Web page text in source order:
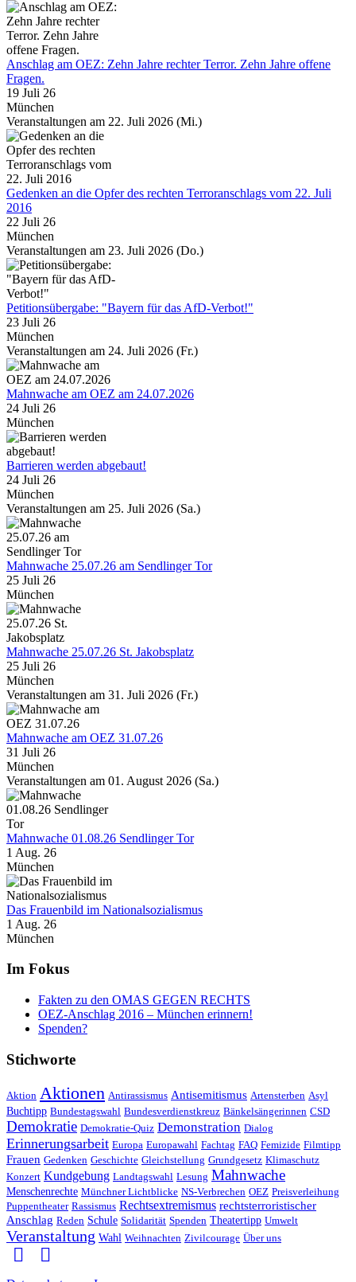
Anschlag am OEZ: Zehn Jahre rechter Terror. Zehn Jahre offene
Fragen.
19 Juli 26
München
Veranstaltungen am 22. Juli 2026 (Mi.)
Gedenken an die Opfer des rechten Terroranschlags vom 22. Juli
2016
22 Juli 26
München
Veranstaltungen am 23. Juli 2026 (Do.)
Petitionsübergabe: "Bayern für das AfD-Verbot!"
23 Juli 26
München
Veranstaltungen am 24. Juli 2026 (Fr.)
Mahnwache am OEZ am 24.07.2026
24 Juli 26
München
Barrieren werden abgebaut!
24 Juli 26
München
Veranstaltungen am 25. Juli 2026 (Sa.)
Mahnwache 25.07.26 am Sendlinger Tor
25 Juli 26
München
Mahnwache 25.07.26 St. Jakobsplatz
25 Juli 26
München
Veranstaltungen am 31. Juli 2026 (Fr.)
Mahnwache am OEZ 31.07.26
31 Juli 26
München
Veranstaltungen am 01. August 2026 (Sa.)
Mahnwache 01.08.26 Sendlinger Tor
1 Aug. 26
München
Das Frauenbild im Nationalsozialismus
1 Aug. 26
München
Im Fokus
Fakten zu den OMAS GEGEN RECHTS
OEZ-Anschlag 2016 – München erinnern!
Spenden?
Stichworte
Aktion Aktionen Antirassismus Antisemitismus Artensterben Asyl
Buchtipp Bundestagswahl Bundesverdienstkreuz Bänkelsängerinnen CSD
Demokratie Demokratie-Quiz Demonstration Dialog
Erinnerungsarbeit Europa Europawahl Fachtag FAQ Femizide Filmtipp
Frauen Gedenken Geschichte Gleichstellung Grundgesetz Klimaschutz
Konzert Kundgebung Landtagswahl Lesung Mahnwache
Menschenrechte Münchner Lichtblicke NS-Verbrechen OEZ Preisverleihung
Puppentheater Rassismus Rechtsextremismus rechtsterroristischer
Anschlag Reden Schule Solidarität Spenden Theatertipp Umwelt
Veranstaltung Wahl Weihnachten Zivilcourage Über uns